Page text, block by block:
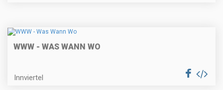
WWW - WAS WANN WO
Innviertel